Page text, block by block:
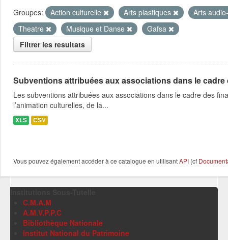
Groupes: Action culturelle Arts plastiques
Arts
Theatre
Musique et Danse
Gafsa
Filtrer les resultats
Subventions attribuées aux associations dans le
Les subventions attribuées aux associations dans le cadre des
l’animation culturelles, de la...
XLS CSV
Vous pouvez également accéder à ce catalogue en utilisantAPI (cf
C.M.A.M
A.M.V.P.P.C
Bibliothèque Nationale
Institut National du Patrimoine